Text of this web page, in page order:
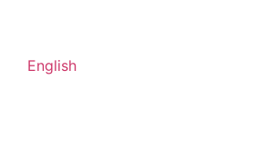
English